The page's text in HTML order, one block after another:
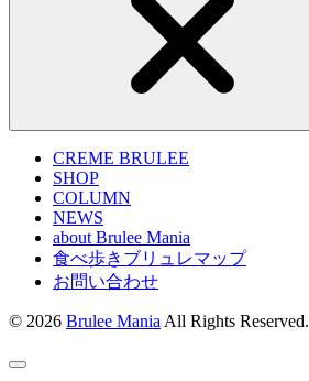
CREME BRULEE
SHOP
COLUMN
NEWS
about Brulee Mania
食べ歩きブリュレマップ
お問い合わせ
© 2026 Brulee Mania All Rights Reserved.